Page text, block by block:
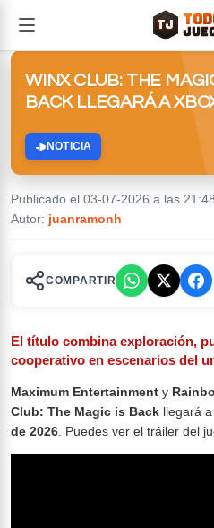
TJ
TJ
WINX CLUB: THE
BACK LLEGARÁ A
NOTICIA
Publicado el 03-07-2026 a las 21:48
Autor: juanramonh
COMPARTIR
El título combina exploración,
cooperativo en escenarios del
Maximum Entertainment y
Club: The Magic is Back llegará a
de 2026 . Puedes ver el tráiler del